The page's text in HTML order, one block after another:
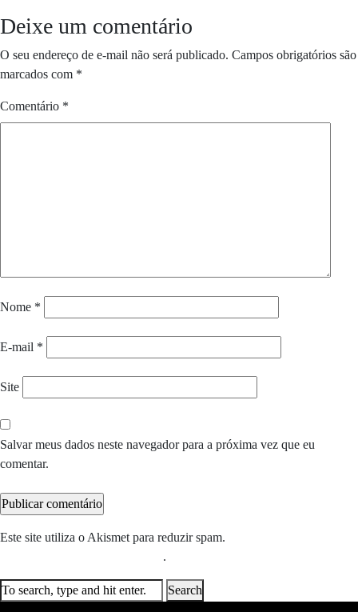
Deixe um comentário
O seu endereço de e-mail não será publicado. Campos obrigatórios são
marcados com *
Comentário *
Nome *
E-mail *
Site
Salvar meus dados neste navegador para a próxima vez que eu
comentar.
Este site utiliza o Akismet para reduzir spam.
.
Search